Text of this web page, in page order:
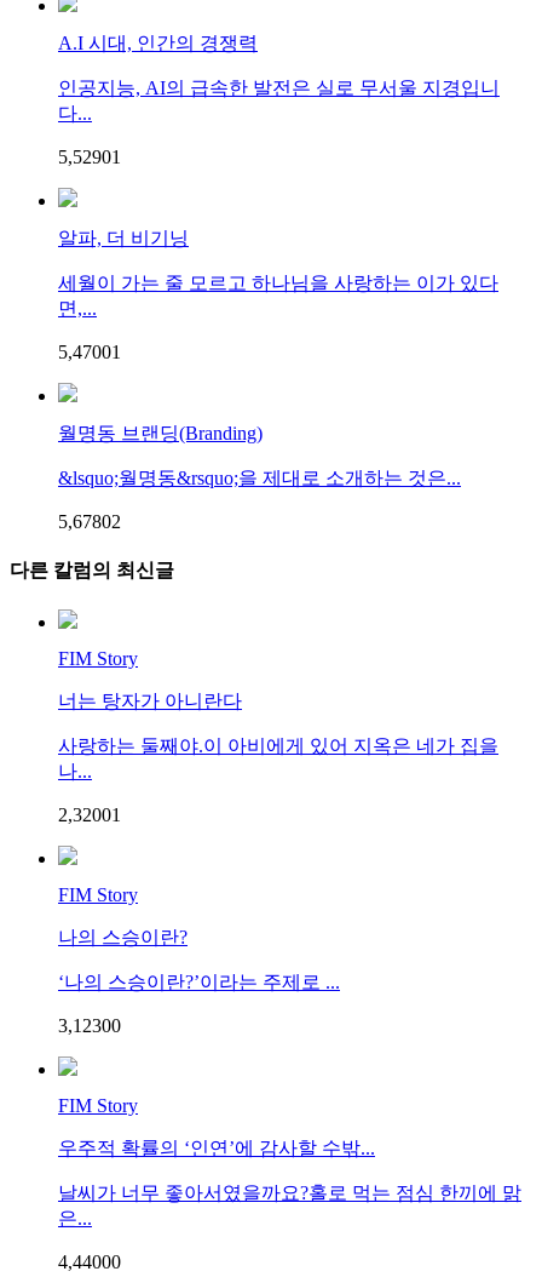
A.I 시대, 인간의 경쟁력
인공지능, AI의 급속한 발전은 실로 무서울 지경입니
다...
5,52901
알파, 더 비기닝
세월이 가는 줄 모르고 하나님을 사랑하는 이가 있다
면,...
5,47001
월명동 브랜딩(Branding)
&lsquo;월명동&rsquo;을 제대로 소개하는 것은...
5,67802
다른 칼럼의 최신글
FIM Story
너는 탕자가 아니란다
사랑하는 둘째야.이 아비에게 있어 지옥은 네가 집을
나...
2,32001
FIM Story
나의 스승이란?
‘나의 스승이란?’이라는 주제로 ...
3,12300
FIM Story
우주적 확률의 ‘인연’에 감사할 수밖...
날씨가 너무 좋아서였을까요?홀로 먹는 점심 한끼에 맑
은...
4,44000